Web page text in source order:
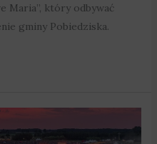
Maria”, który odbywać
gminy Pobiedziska.